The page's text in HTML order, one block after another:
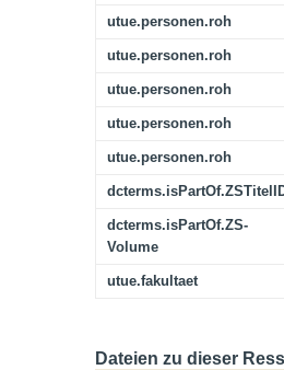
utue.personen.roh
utue.personen.roh
utue.personen.roh
utue.personen.roh
utue.personen.roh
dcterms.isPartOf.ZS-
Volume
utue.fakultaet
Dateien zu dieser